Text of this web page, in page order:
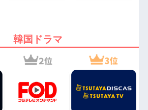
韓国ドラマ